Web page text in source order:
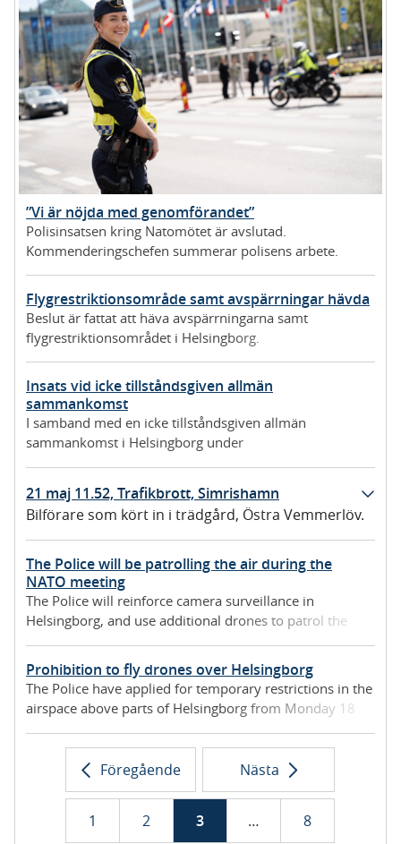
”Vi är nöjda med genomförandet”
Polisinsatsen kring Natomötet är avslutad.
Kommenderingschefen summerar polisens arbete.
Flygrestriktionsområde samt avspärrningar hävda
Beslut är fattat att häva avspärrningarna samt
flygrestriktionsområdet i Helsingborg.
Insats vid icke tillståndsgiven allmän
sammankomst
I samband med en icke tillståndsgiven allmän
sammankomst i Helsingborg under
21 maj 11.52, Trafikbrott, Simrishamn
Bilförare som kört in i trädgård, Östra Vemmerlöv.
The Police will be patrolling the air during the
NATO meeting
The Police will reinforce camera surveillance in
Helsingborg, and use additional drones to patrol the
Prohibition to fly drones over Helsingborg
The Police have applied for temporary restrictions in the
airspace above parts of Helsingborg from Monday 18
Föregående
s
1i
s
2
i
s
3
i
…
s
8
i
Nästa